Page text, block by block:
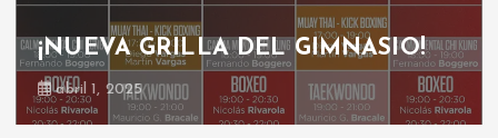
¡NUEVA GRILLA DEL GIMNASIO!
abril 1, 2025